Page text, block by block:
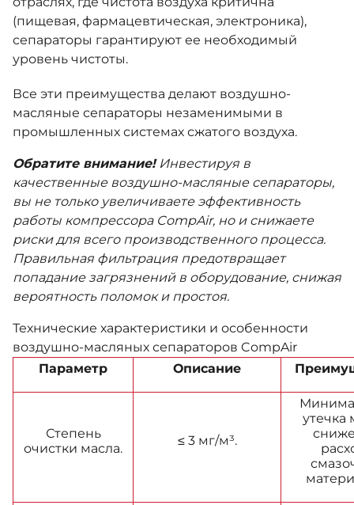
(пищевая, фармацевтическая, электроника),
сепараторы гарантируют ее необходимый
уровень чистоты.
Все эти преимущества делают воздушно-
масляные сепараторы незаменимыми в
промышленных системах сжатого воздуха.
Обратите внимание!Инвестируя в
качественные воздушно-масляные сепараторы,
вы не только увеличиваете эффективность
работы компрессора CompAir, но и снижаете
риски для всего производственного процесса.
Правильная фильтрация предотвращает
попадание загрязнений в оборудование, снижая
вероятность поломок и простоя.
Технические характеристики и особенности
воздушно-масляных сепараторов CompAir
Параметр
Описание
Степень
очистки масла.
≤ 3 мг/м³.
утечка